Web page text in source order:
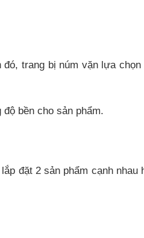
trang bị núm vặn lựa
bền cho sản phẩm.
đặt 2 sản phẩm cạnh nhau